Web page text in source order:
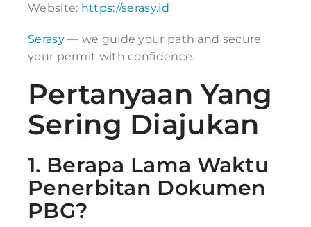
Website: https://serasy.id
Serasy— we guide your path and secure
your permit with confidence.
Pertanyaan Yang
Sering Diajukan
1. Berapa Lama Waktu
Penerbitan Dokumen
PBG?